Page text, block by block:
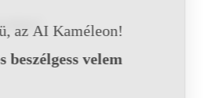
az AI Kaméleon!
beszélgess velem